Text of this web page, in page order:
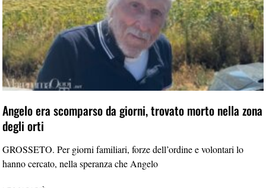
Angelo era scomparso da giorni, trovato morto nella zona
degli orti
GROSSETO. Per giorni familiari, forze dell’ordine e volontari lo
hanno cercato, nella speranza che Angelo